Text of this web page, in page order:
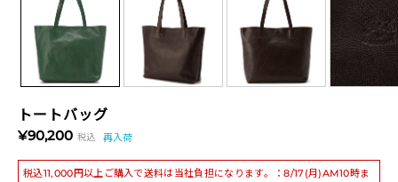
トートバッグ
¥90,200 税込 再入荷
税込11,000円以上ご購入で送料は当社負担になります。：8/17(月)AM10時ま